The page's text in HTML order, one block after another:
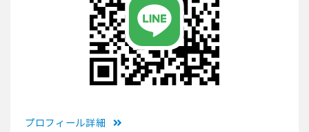
プロフィール詳細